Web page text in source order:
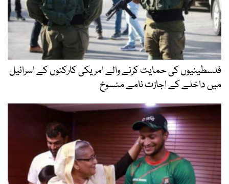
فلسطینیوں کی حمایت کرنے والے امریکی کارکنوں کے اسرائیل
میں داخلے کے اجازت نامے منسوخ